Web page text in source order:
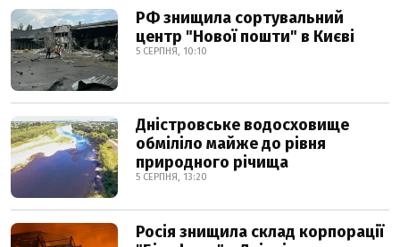
РФ знищила сортувальний
центр "Нової пошти" в Києві
5 СЕРПНЯ, 10:10
Дністровське водосховище
обміліло майже до рівня
природного річища
5 СЕРПНЯ, 13:20
Росія знищила склад корпорації